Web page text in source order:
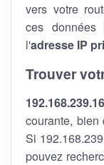
vers votre
ces
l'adresse IP
Trouver
courante,
Si
pouvez